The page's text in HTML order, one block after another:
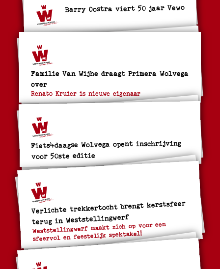
Barry Oostra viert 50 jaar Vewo
Familie Van Wijhe draagt Primera Wolvega
over
Renato Kruier is nieuwe eigenaar
Fiets4daagse Wolvega opent inschrijving
voor 50ste editie
Verlichte trekkertocht brengt kerstsfeer
terug in Weststellingwerf
Weststellingwerf maakt zich op voor een
sfeervol en feestelijk spektakel!